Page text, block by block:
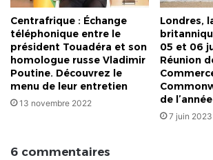
Centrafrique : Échange
téléphonique entre le
président Touadéra et son
homologue russe Vladimir
Poutine. Découvrez le
menu de leur entretien
13 novembre 2022
Londres,
05 et 06
Réunion
de
7 juin 2023
6 commentaires